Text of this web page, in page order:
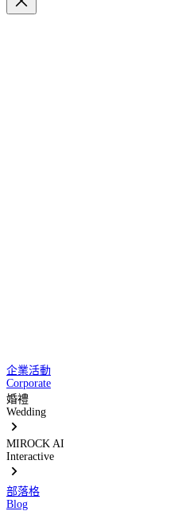
企業活動
Corporate
婚禮
Wedding
MIROCK AI
Interactive
部落格
Blog